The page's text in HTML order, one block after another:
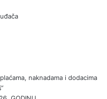
naknadama i dodacima